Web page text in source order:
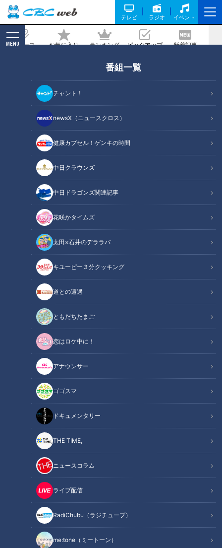
テレビ ラジオ イベント
ニュース お気に入り ランキング ピックアップ 新着記事
MENU
番組一覧
チャント！
newsX（ニュースクロス）
健康カプセル！ゲンキの時間
中日クラウンズ
中日ドラゴンズ関連記事
花咲かタイムズ
太田×石井のデララバ
キユーピー３分クッキング
道との遭遇
ともだちたまご
恋はロケ中に！
アナウンサー
ゴゴスマ
ドキュメンタリー
THE TIME,
ニュースコラム
ライブ配信
RadiChubu（ラジチューブ）
me:tone（ミートーン）
のファッションアイテムにも、その魅力
とは？
2022/04/06 20:43
CBCテレビ：画像『写真AC』より「ランドセル」
ニュースコラム
東西南北論説風
春を迎え、全国各地の小学校では真新しいランドセルを嬉しそ
うに背負った新１年生の姿がところどころで見られる季節。そ
んな「ランドセル」の日本での歴史は江戸時代までさかのぼ
幕末の日本では、徳川幕府も、倒幕に動いた長州藩や薩摩藩
も、それぞれ西洋の軍隊制度を採り入れようとした。その道具
の中に布製の「背のう（はいのう）」があった。西洋ではバッ
クパック、背中にかつぐ袋だったが、これが「ランドセル」の
原型と言われている。